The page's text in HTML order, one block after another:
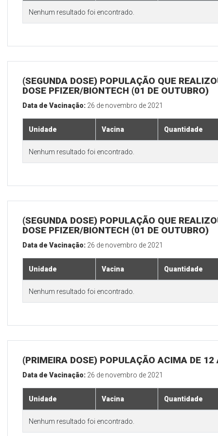
Nenhum resultado foi encontrado.
(SEGUNDA DOSE) POPULAÇÃO QUE
DOSE PFIZER/BIONTECH (01 DE OUTUBRO)
Data de Vacinação: 26 de novembro de 2021
Unidade Vacina Quantidade
Nenhum resultado foi encontrado.
(SEGUNDA DOSE) POPULAÇÃO QUE
DOSE PFIZER/BIONTECH (01 DE OUTUBRO)
Data de Vacinação: 26 de novembro de 2021
Unidade Vacina Quantidade
Nenhum resultado foi encontrado.
(PRIMEIRA DOSE) POPULAÇÃO ACIMA DE 12
Data de Vacinação: 26 de novembro de 2021
Unidade Vacina Quantidade
Nenhum resultado foi encontrado.